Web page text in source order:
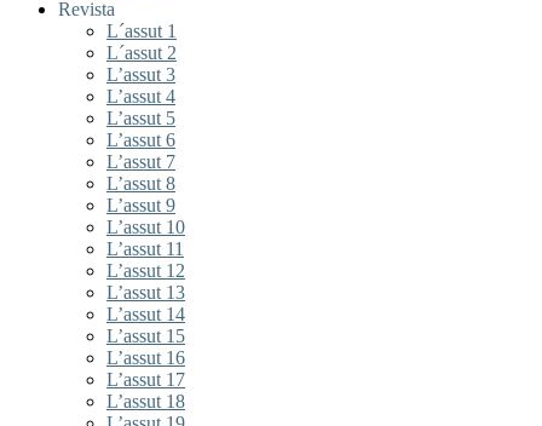
Revista
L´assut 1
L´assut 2
L’assut 3
L’assut 4
L’assut 5
L’assut 6
L’assut 7
L’assut 8
L’assut 9
L’assut 10
L’assut 11
L’assut 12
L’assut 13
L’assut 14
L’assut 15
L’assut 16
L’assut 17
L’assut 18